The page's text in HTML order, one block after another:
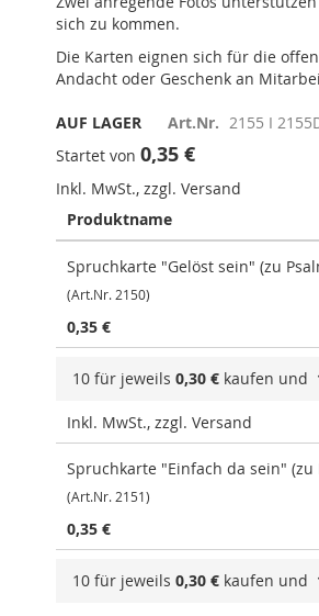
sich zu kommen.
Die Karten eignen sich für die
Andacht oder Geschenk an
AUF LAGER Art.Nr. 2155 I
Startet von 0,35 €
Inkl. MwSt., zzgl. Versand
Produkte
Produktname
Spruchkarte "Gelöst sein" (zu
(Art.Nr. 2150)
0,35 €
10 für jeweils 0,30 € kaufen und
Inkl. MwSt., zzgl. Versand
Spruchkarte "Einfach da sein" (zu
(Art.Nr. 2151)
0,35 €
10 für jeweils 0,30 € kaufen und